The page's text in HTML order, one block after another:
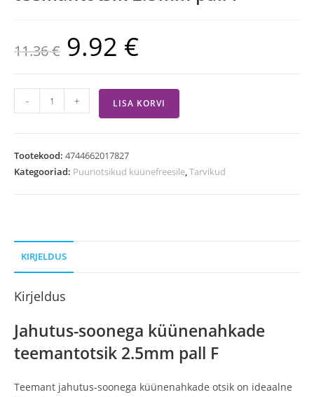
11.36€ 9.92 €
- + LISA KORVI
Tootekood: 4744662017827
Kategooriad: Puuriotsikud küünefreesile,Tarvikud
KIRJELDUS
Kirjeldus
Jahutus-soonega küünenahkade
teemantotsik 2.5mm pall F
Teemant jahutus-soonega küünenahkade otsik on ideaalne